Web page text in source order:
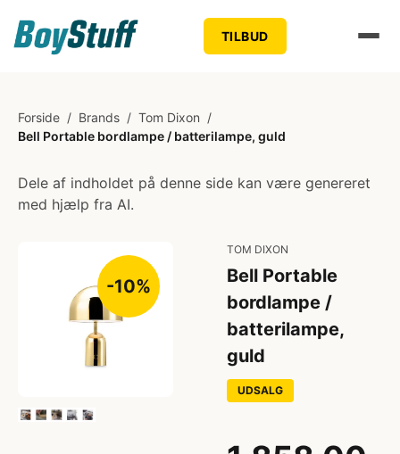
TILBUD
Forside / Brands / Tom Dixon /
Bell Portable bordlampe / batterilampe, guld
Dele af indholdet på denne side kan være genereret
med hjælp fra AI.
-10%
TOM DIXON
Bell Portable
bordlampe /
batterilampe,
guld
UDSALG